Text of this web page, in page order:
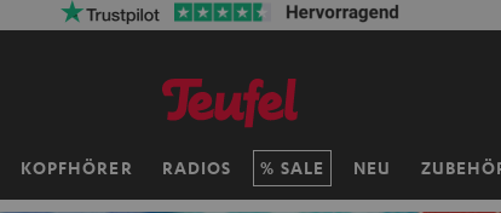
KOPFHÖRER RADIOS SALE NEU